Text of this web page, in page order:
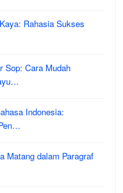
Rahasia Sukses
Sop: Cara Mudah
Indonesia:
Matang dalam Paragraf